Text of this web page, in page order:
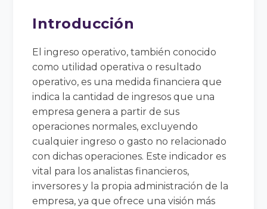
Introducción
El ingreso operativo, también conocido
como utilidad operativa o resultado
operativo, es una medida financiera que
indica la cantidad de ingresos que una
empresa genera a partir de sus
operaciones normales, excluyendo
cualquier ingreso o gasto no relacionado
con dichas operaciones. Este indicador es
vital para los analistas financieros,
inversores y la propia administración de la
empresa, ya que ofrece una visión más